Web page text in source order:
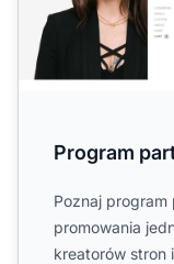
Program
Poznaj program
promowania
kreatorów stron